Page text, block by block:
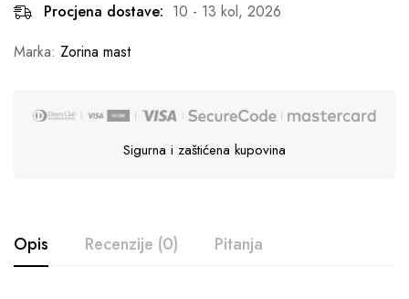
Procjena dostave: 10 - 13 kol, 2026
Marka: Zorina mast
Sigurna i zaštićena kupovina
Opis Recenzije (0) Pitanja